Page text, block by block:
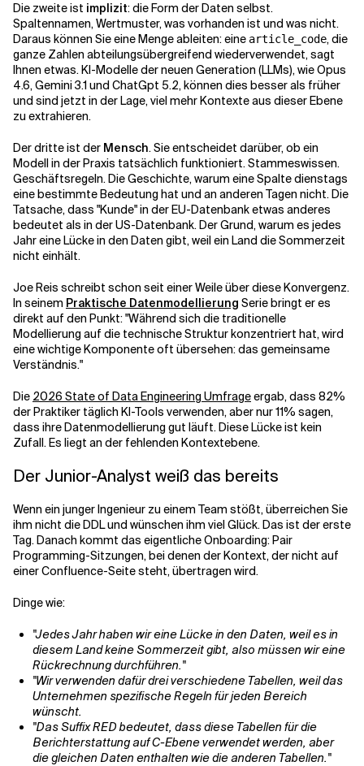
Die zweite ist implizit: die Form der Daten selbst.
Spaltennamen, Wertmuster, was vorhanden ist und was nicht.
Daraus können Sie eine Menge ableiten: eine article_code, die
ganze Zahlen abteilungsübergreifend wiederverwendet, sagt
Ihnen etwas. KI-Modelle der neuen Generation (LLMs), wie Opus
4.6, Gemini 3.1 und ChatGpt 5.2, können dies besser als früher
und sind jetzt in der Lage, viel mehr Kontexte aus dieser Ebene
zu extrahieren.
Der dritte ist der Mensch. Sie entscheidet darüber, ob ein
Modell in der Praxis tatsächlich funktioniert. Stammeswissen.
Geschäftsregeln. Die Geschichte, warum eine Spalte dienstags
eine bestimmte Bedeutung hat und an anderen Tagen nicht. Die
Tatsache, dass "Kunde" in der EU-Datenbank etwas anderes
bedeutet als in der US-Datenbank. Der Grund, warum es jedes
Jahr eine Lücke in den Daten gibt, weil ein Land die Sommerzeit
nicht einhält.
Joe Reis schreibt schon seit einer Weile über diese Konvergenz.
In seinem Praktische Datenmodellierung Serie bringt er es
direkt auf den Punkt: "Während sich die traditionelle
Modellierung auf die technische Struktur konzentriert hat, wird
eine wichtige Komponente oft übersehen: das gemeinsame
Verständnis."
Die 2026 State of Data Engineering Umfrageergab, dass 82%
der Praktiker täglich KI-Tools verwenden, aber nur 11% sagen,
dass ihre Datenmodellierung gut läuft. Diese Lücke ist kein
Zufall. Es liegt an der fehlenden Kontextebene.
Der Junior-Analyst weiß das bereits
Wenn ein junger Ingenieur zu einem Team stößt, überreichen Sie
ihm nicht die DDL und wünschen ihm viel Glück. Das ist der erste
Tag. Danach kommt das eigentliche Onboarding: Pair
Programming-Sitzungen, bei denen der Kontext, der nicht auf
einer Confluence-Seite steht, übertragen wird.
Dinge wie:
"Jedes Jahr haben wir eine Lücke in den Daten, weil es in
diesem Land keine Sommerzeit gibt, also müssen wir eine
Rückrechnung durchführen."
"Wir verwenden dafür drei verschiedene Tabellen, weil das
Unternehmen spezifische Regeln für jeden Bereich
wünscht.
"Das Suffix RED bedeutet, dass diese Tabellen für die
Berichterstattung auf C-Ebene verwendet werden, aber
die gleichen Daten enthalten wie die anderen Tabellen."